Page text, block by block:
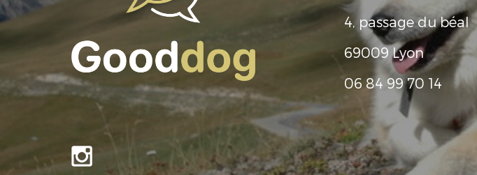
4, passage du béal
69009 Lyon
06 84 99 70 14